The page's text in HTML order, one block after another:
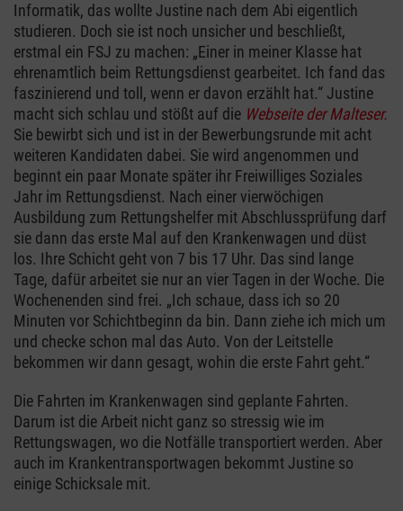
Informatik, das wollte Justine nach dem Abi eigentlich
studieren. Doch sie ist noch unsicher und beschließt,
erstmal ein FSJ zu machen: „Einer in meiner Klasse hat
ehrenamtlich beim Rettungsdienst gearbeitet. Ich fand das
faszinierend und toll, wenn er davon erzählt hat.“ Justine
macht sich schlau und stößt auf die Webseite der Malteser.
Sie bewirbt sich und ist in der Bewerbungsrunde mit acht
weiteren Kandidaten dabei. Sie wird angenommen und
beginnt ein paar Monate später ihr Freiwilliges Soziales
Jahr im Rettungsdienst. Nach einer vierwöchigen
Ausbildung zum Rettungshelfer mit Abschlussprüfung darf
sie dann das erste Mal auf den Krankenwagen und düst
los. Ihre Schicht geht von 7 bis 17 Uhr. Das sind lange
Tage, dafür arbeitet sie nur an vier Tagen in der Woche. Die
Wochenenden sind frei. „Ich schaue, dass ich so 20
Minuten vor Schichtbeginn da bin. Dann ziehe ich mich um
und checke schon mal das Auto. Von der Leitstelle
bekommen wir dann gesagt, wohin die erste Fahrt geht.“
Die Fahrten im Krankenwagen sind geplante Fahrten.
Darum ist die Arbeit nicht ganz so stressig wie im
Rettungswagen, wo die Notfälle transportiert werden. Aber
auch im Krankentransportwagen bekommt Justine so
einige Schicksale mit.